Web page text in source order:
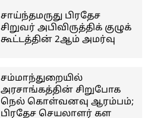
சாய்ந்தமருது பிரதேச
சிறுவர் அபிவிருத்திக் குழுக்
கூட்டத்தின் 2ஆம் அமர்வு
சம்மாந்துறையில்
அரசாங்கத்தின் சிறுபோக
நெல் கொள்வனவு ஆரம்பம்;
பிரதேச செயலாளர் கள